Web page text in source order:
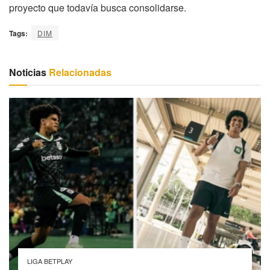
proyecto que todavía busca consolidarse.
Tags: DIM
Noticias Relacionadas
LIGA BETPLAY